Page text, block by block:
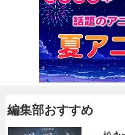
編集部おすすめ